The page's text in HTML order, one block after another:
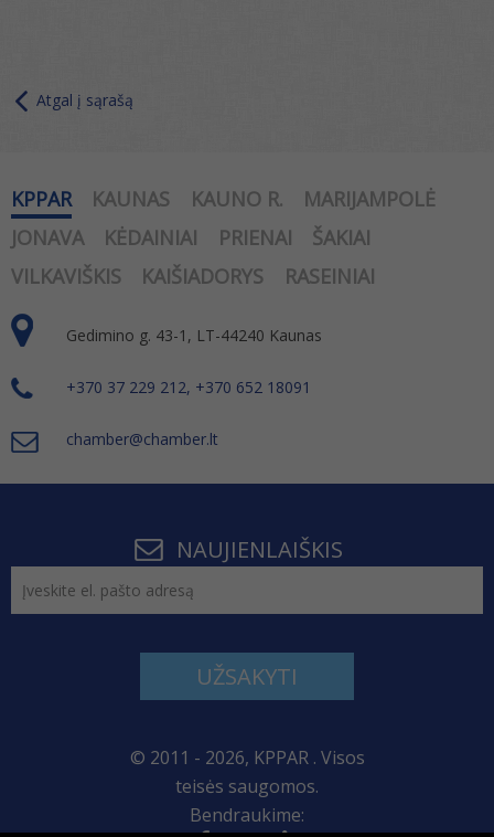
Atgal į sąrašą
KPPAR KAUNAS KAUNO R.
MARIJAMPOLĖ
JONAVA
KĖDAINIAI PRIENAI
ŠAKIAI
VILKAVIŠKIS
KAIŠIADORYS RASEINIAI
Gedimino g. 43-1, LT-44240 Kaunas
+370 37 229 212, +370 652 18091
chamber@chamber.lt
NAUJIENLAIŠKIS
UŽSAKYTI
© 2011 - 2026, KPPAR . Visos
teisės saugomos.
Bendraukime: